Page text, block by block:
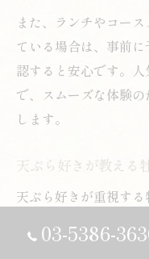
また、ランチやコー
ている場合は、事前
認すると安心です。
で、スムーズな体験
します。
天ぷら好きが教える
天ぷら好きが重視す
きさ」「旬の時期」
頼できる牡蠣は、味
03-5386-